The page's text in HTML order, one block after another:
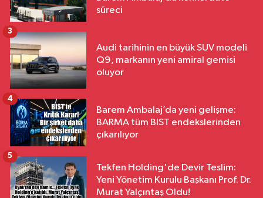
süreci
Audi tarihinin en büyük SUV modeli
Q9, markanın yeni amiral gemisi
oluyor
3
Barem Ambalaj’da yeni gelişme:
BARMA tüm BIST endekslerinden
çıkarılıyor
4
Tekfen Holding'de Devir Teslim:
Yeni Yönetim Kurulu Başkanı Prof. Dr.
Murat Yalçıntaş Oldu!
5